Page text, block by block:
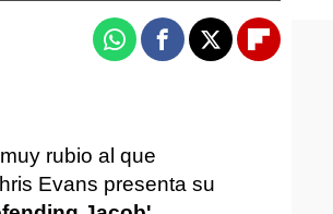
WhatsappFacebook
X
rubio al que
Evans presenta su